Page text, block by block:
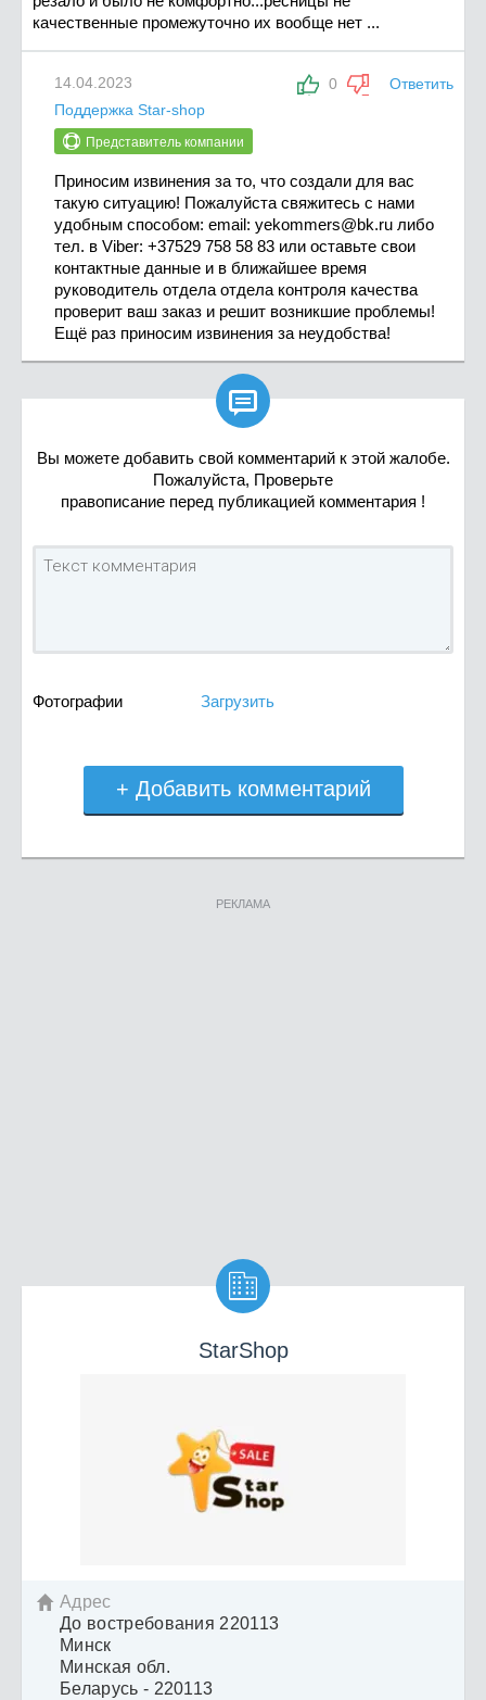
качественные промежуточно их вообще нет ...
0 Ответить
14.04.2023
Поддержка Star-shop
Представитель компании
Приносим извинения за то, что создали для вас
такую ситуацию! Пожалуйста свяжитесь с нами
удобным способом: email: yekommers@bk.ru либо
тел. в Viber: +37529 758 58 83 или оставьте свои
контактные данные и в ближайшее время
руководитель отдела отдела контроля качества
проверит ваш заказ и решит возникшие проблемы!
Ещё раз приносим извинения за неудобства!

Вы можете добавить свой комментарий к этой жалобе.
Пожалуйста, Проверьте
правописание перед публикацией комментария !
Фотографии Загрузить
+ Добавить комментарий
РЕКЛАМА

StarShop
 Адрес
До востребования 220113
Минск
Минская обл.
Беларусь - 220113